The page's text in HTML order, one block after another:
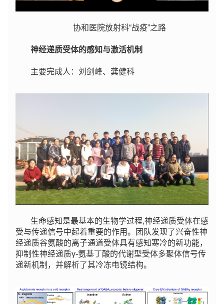
协和医院放射科“战疫”之路
神经递质受体的感知与激活机制
主要完成人：刘剑峰、龚健科
生命感知是最基本的生物学过程,神经递质受体在感
受与传递信号中起着重要的作用。团队发现了兴奋性神
经递质谷氨酸的离子通道受体具有感知寒冷的新功能，
抑制性神经递质γ-氨基丁酸的代谢型受体多聚体信号传
递新机制，并解析了其冷冻电镜结构。